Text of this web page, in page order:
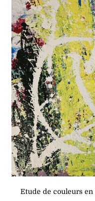
Etude de couleurs